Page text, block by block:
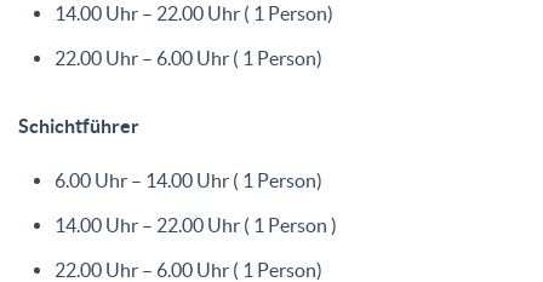
14.00 Uhr – 22.00 Uhr ( 1 Person)
22.00 Uhr – 6.00 Uhr ( 1 Person)
Schichtführer
6.00 Uhr – 14.00 Uhr ( 1 Person)
14.00 Uhr – 22.00 Uhr ( 1 Person )
22.00 Uhr – 6.00 Uhr ( 1 Person)